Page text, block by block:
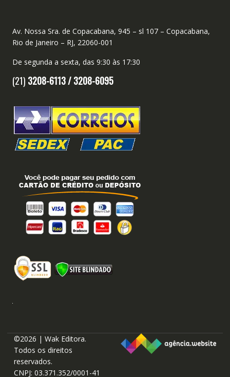
Av. Nossa Sra. de Copacabana, 945 – sl 107 – Copacabana,
Rio de Janeiro – RJ, 22060-001
De segunda a sexta, das 9:30 às 17:30
(21) 3208-6113 /3208-6095
©2026 | Wak Editora.
Todos os direitos
reservados.
CNPJ: 03.371.352/0001-41